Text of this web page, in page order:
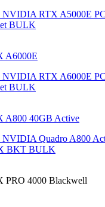
NVIDIA RTX A5000E
BULK
A6000E
NVIDIA RTX A6000E
BULK
A800 40GB Active
NVIDIA Quadro A800
BKT BULK
4000 Blackwell